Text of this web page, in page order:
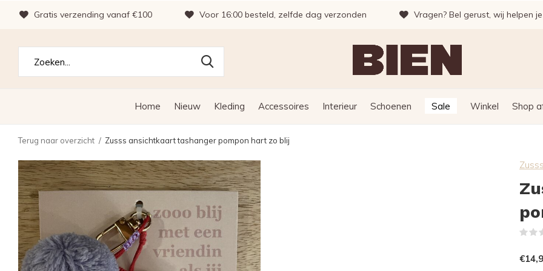
Home Nieuw Kleding Accessoires Interieur Schoenen Sale Winkel Shop
Gratis verzending vanaf €100 Voor 16:00 besteld, zelfde dag verzonden Vragen? Bel gerust, wij helpen
Terug naar overzicht Zusss ansichtkaart tashanger pompon hart zo blij